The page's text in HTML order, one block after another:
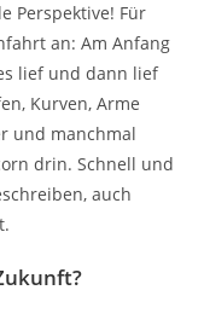
Perspektive! Für
an: Am Anfang
lief und dann lief
Kurven, Arme
und manchmal
drin. Schnell und
auch